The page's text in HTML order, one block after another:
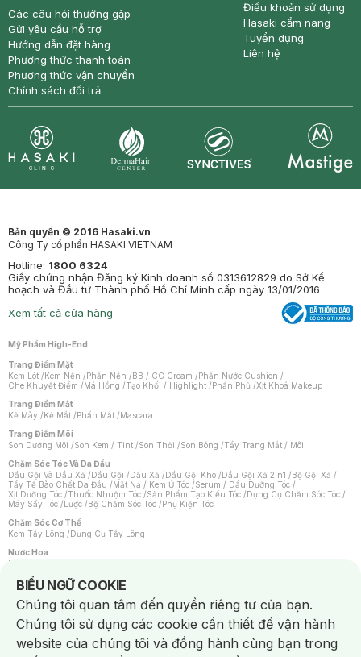
Các câu hỏi thường gặp
Gửi yêu cầu hỗ trợ
Hướng dẫn đặt hàng
Phương thức thanh toán
Phương thức vận chuyển
Chính sách đổi trả
Điều khoản sử dụng
Hasaki cẩm nang
Tuyển dụng
Liên hệ
Bản quyền © 2016 Hasaki.vn
Công Ty cổ phần HASAKI VIETNAM
Hotline: 1800 6324
Giấy chứng nhận Đăng ký Kinh doanh số 0313612829 do Sở Kế
hoạch và Đầu tư Thành phố Hồ Chí Minh cấp ngày 13/01/2016
Xem tất cả cửa hàng
Mỹ Phẩm High-End
Trang Điểm Mặt
Kem Lót /Kem Nền /Phấn Nền /BB / CC Cream /Phấn Nước Cushion /
Che Khuyết Điểm /Má Hồng /Tạo Khối / Highlight /Phấn Phủ /Xịt Khoá Makeup
Trang Điểm Mắt
Kẻ Mày /Kẻ Mắt /Phấn Mắt /Mascara
Trang Điểm Môi
Son Dưỡng Môi /Son Kem / Tint /Son Thỏi /Son Bóng /Tẩy Trang Mắt / Môi
Chăm Sóc Tóc Và Da Đầu
Dầu Gội Và Dầu Xả /Dầu Gội /Dầu Xả /Dầu Gội Khô /Dầu Gội Xả 2in1 /Bộ Gội Xả /
Tẩy Tế Bào Chết Da Đầu /Mặt Nạ / Kem Ủ Tóc /Serum / Dầu Dưỡng Tóc /
Xịt Dưỡng Tóc /Thuốc Nhuộm Tóc /Sản Phẩm Tạo Kiểu Tóc /Dụng Cụ Chăm Sóc Tóc /
Máy Sấy Tóc /Lược /Bộ Chăm Sóc Tóc /Phụ Kiện Tóc
Chăm Sóc Cơ Thể
Kem Tẩy Lông /Dụng Cụ Tẩy Lông
Nước Hoa
Nước Hoa Nữ
Chăm Sóc Cá Nhân
Chống Muỗi /Khẩu Trang /Máy Massage/Mặt Nạ Xông Hơi /Nước Rửa Tay/
Sản Phẩm Chăm Sóc Khác /Bàn Chải Đánh Răng /Bàn Chải Điện/
Hỗ Trợ Trắng Răng/Kem Đánh Răng /Máy Tăm Nước/ Nước Súc Miệng/
Tăm / Chỉ Nha Khoa/ Xịt Thơm Miệng / Dung Dịch Vệ Sinh/Dưỡng Vùng Kín/
Khăn Ướt Vệ Sinh Vùng Kín/Băng Vệ Sinh/Tampon/Bọt Cạo Râu /Dao Cạo Râu/
Máy Cạo Râu
BIỂU NGỮ COOKIE
Notice about cookies usage
Chúng tôi quan tâm đến quyền riêng tư của bạn.
Chúng tôi sử dụng các cookie cần thiết để vận hành
website của chúng tôi và đồng hành cùng bạn trong